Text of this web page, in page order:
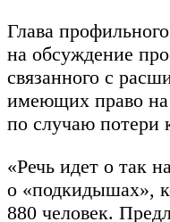
Глава
на обсуждение
связанного с
имеющих право
по случаю потери
«Речь идет о так
о «подкидышах»,
880 человек.